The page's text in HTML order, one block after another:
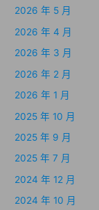
2026 年 5 月
2026 年 4 月
2026 年 3 月
2026 年 2 月
2026 年 1 月
2025 年 10 月
2025 年 9 月
2025 年 7 月
2024 年 12 月
2024 年 10 月